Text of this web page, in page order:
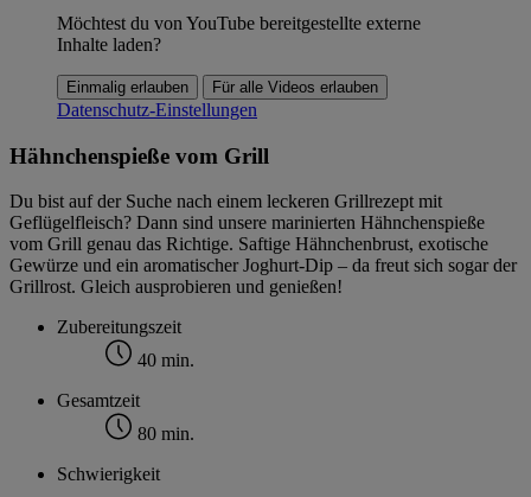
Möchtest du von YouTube bereitgestellte externe
Inhalte laden?
Einmalig erlauben Für alle Videos erlauben
Datenschutz-Einstellungen
Hähnchenspieße vom Grill
Du bist auf der Suche nach einem leckeren Grillrezept mit
Geflügelfleisch? Dann sind unsere marinierten Hähnchenspieße
vom Grill genau das Richtige. Saftige Hähnchenbrust, exotische
Gewürze und ein aromatischer Joghurt-Dip – da freut sich sogar der
Grillrost. Gleich ausprobieren und genießen!
Zubereitungszeit
40 min.
Gesamtzeit
80 min.
Schwierigkeit